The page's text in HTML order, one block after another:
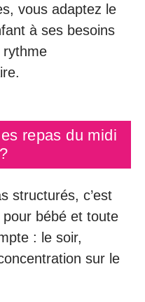
vous adaptez le
à ses besoins
rythme
repas du midi
structurés, c’est
bébé et toute
: le soir,
sur le